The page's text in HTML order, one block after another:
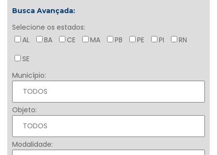
Busca Avançada:
Selecione os estados:
AL
BA CE MA PB PE PI
RN
SE
Município:
Objeto:
Modalidade: